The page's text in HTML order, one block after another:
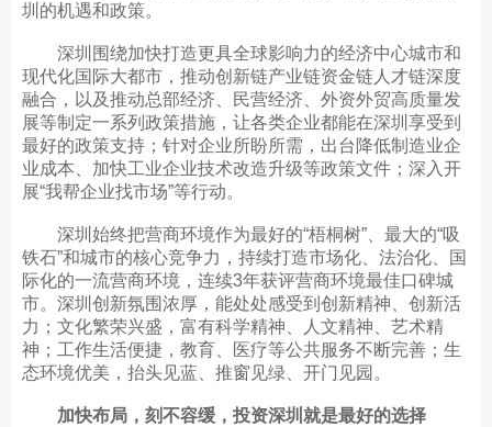
圳的机遇和政策。
深圳围绕加快打造更具全球影响力的经济中心城市和
现代化国际大都市，推动创新链产业链资金链人才链深度
融合，以及推动总部经济、民营经济、外资外贸高质量发
展等制定一系列政策措施，让各类企业都能在深圳享受到
最好的政策支持；针对企业所盼所需，出台降低制造业企
业成本、加快工业企业技术改造升级等政策文件；深入开
展“我帮企业找市场”等行动。
深圳始终把营商环境作为最好的“梧桐树”、最大的“吸
铁石”和城市的核心竞争力，持续打造市场化、法治化、国
际化的一流营商环境，连续3年获评营商环境最佳口碑城
市。深圳创新氛围浓厚，能处处感受到创新精神、创新活
力；文化繁荣兴盛，富有科学精神、人文精神、艺术精
神；工作生活便捷，教育、医疗等公共服务不断完善；生
态环境优美，抬头见蓝、推窗见绿、开门见园。
加快布局，刻不容缓，投资深圳就是最好的选择